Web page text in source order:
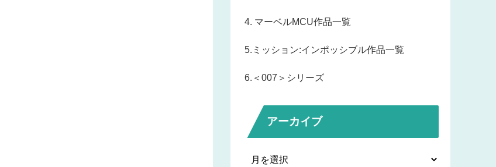
4. マーベルMCU作品一覧
5.ミッション:インポッシブル作品一覧
6.＜007＞シリーズ
アーカイブ